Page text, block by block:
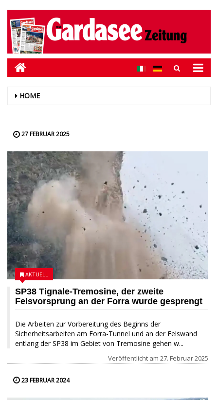
HOME
27 FEBRUAR 2025
SP38 Tignale-Tremosine, der zweite
Felsvorsprung an der Forra wurde gesprengt
Die Arbeiten zur Vorbereitung des Beginns der
Sicherheitsarbeiten am Forra-Tunnel und an der Felswand
entlang der SP38 im Gebiet von Tremosine gehen w...
AKTUELL
Veröffentlicht am 27. Februar 2025
23 FEBRUAR 2024